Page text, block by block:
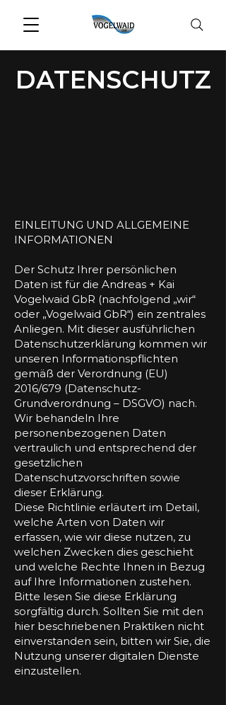
DATENSCHUTZ
EINLEITUNG UND ALLGEMEINE
INFORMATIONEN
Der Schutz Ihrer persönlichen
Daten ist für die Andreas + Kai
Vogelwaid GbR (nachfolgend „wir“
oder „Vogelwaid GbR“) ein zentrales
Anliegen. Mit dieser ausführlichen
Datenschutzerklärung kommen wir
unseren Informationspflichten
gemäß der Verordnung (EU)
2016/679 (Datenschutz-
Grundverordnung – DSGVO) nach.
Wir behandeln Ihre
personenbezogenen Daten
vertraulich und entsprechend der
gesetzlichen
Datenschutzvorschriften sowie
dieser Erklärung.
Diese Richtlinie erläutert im Detail,
welche Arten von Daten wir
erfassen, wie wir diese nutzen, zu
welchen Zwecken dies geschieht
und welche Rechte Ihnen in Bezug
auf Ihre Informationen zustehen.
Bitte lesen Sie diese Erklärung
sorgfältig durch. Sollten Sie mit den
hier beschriebenen Praktiken nicht
einverstanden sein, bitten wir Sie, die
Nutzung unserer digitalen Dienste
einzustellen.